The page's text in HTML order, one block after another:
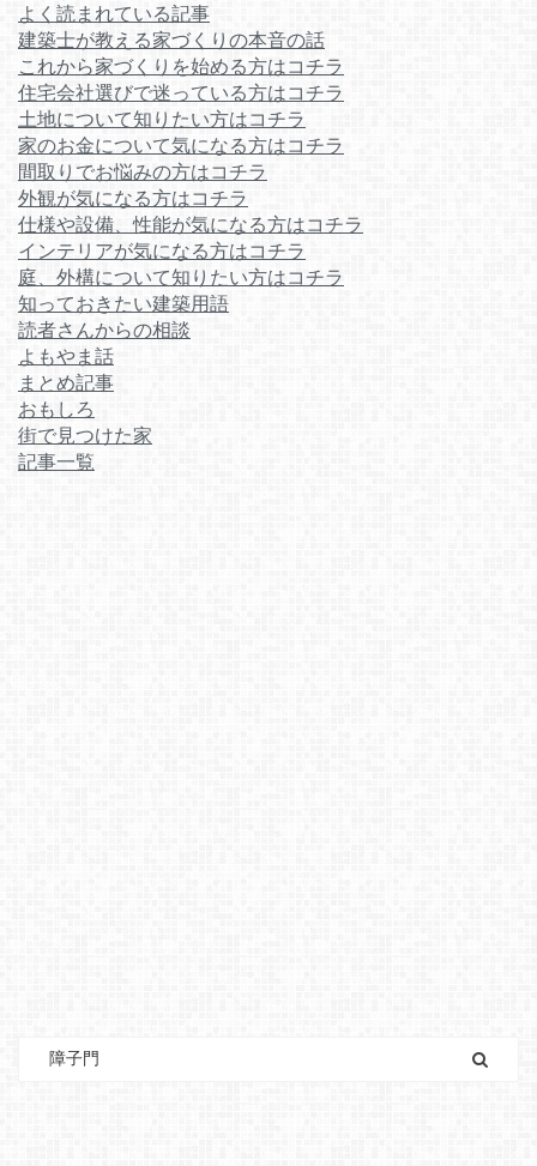
よく読まれている記事
建築士が教える家づくりの本音の話
これから家づくりを始める方はコチラ
住宅会社選びで迷っている方はコチラ
土地について知りたい方はコチラ
家のお金について気になる方はコチラ
間取りでお悩みの方はコチラ
外観が気になる方はコチラ
仕様や設備、性能が気になる方はコチラ
インテリアが気になる方はコチラ
庭、外構について知りたい方はコチラ
知っておきたい建築用語
読者さんからの相談
よもやま話
まとめ記事
おもしろ
街で見つけた家
記事一覧